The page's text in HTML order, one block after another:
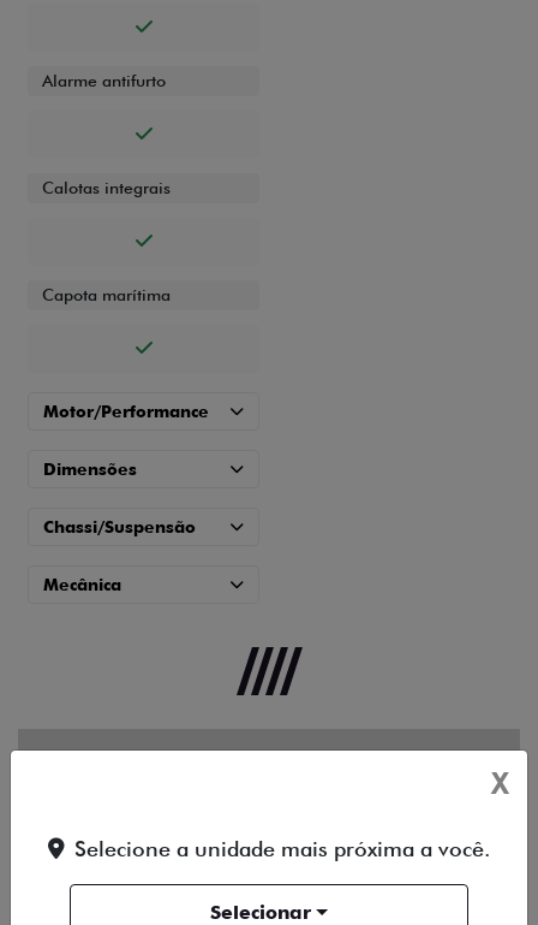
Alarme antifurto
Calotas integrais
Capota marítima
Motor/Performance
Dimensões
Chassi/Suspensão
Mecânica
TITANO
X
Selecione a unidade mais próxima a você.
Selecionar